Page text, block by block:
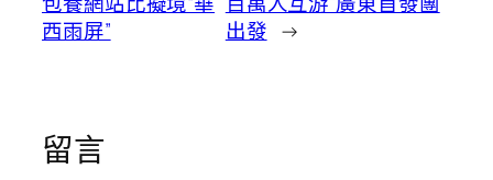
西雨屏”
出發 →
留言